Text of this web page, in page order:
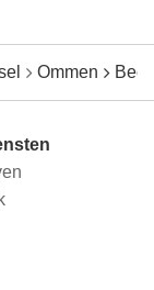
Ommen